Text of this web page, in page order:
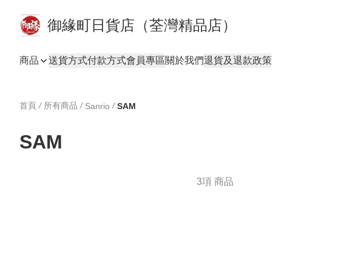
御緣町日貨店（荃灣精品店）
商品 送貨方式付款方式會員專區關於我們退貨及退款政策
首頁 / 所有商品 / Sanrio / SAM
SAM
3項 商品